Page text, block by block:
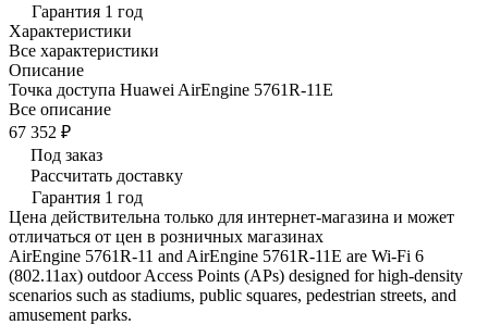
Гарантия 1 год
Характеристики
Все характеристики
Описание
Точка доступа Huawei AirEngine 5761R-11E
Все описание
67 352 ₽
Под заказ
Рассчитать доставку
Гарантия 1 год
Цена действительна только для интернет-магазина и может
отличаться от цен в розничных магазинах
AirEngine 5761R-11 and AirEngine 5761R-11E are Wi-Fi 6
(802.11ax) outdoor Access Points (APs) designed for high-density
scenarios such as stadiums, public squares, pedestrian streets, and
amusement parks.